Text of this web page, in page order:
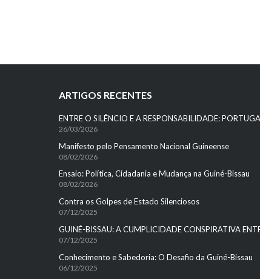
ARTIGOS RECENTES
ENTRE O SILÊNCIO E A RESPONSABILIDADE:
26/03/2026
Manifesto pelo Pensamento Nacional Guineense
08/02/2026
Ensaio: Política, Cidadania e Mudança na Guiné-Bissau
08/02/2026
Contra os Golpes de Estado Silenciosos
07/12/2025
GUINÉ-BISSAU: A CUMPLICIDADE CONSPIRATIVA
07/12/2025
Conhecimento e Sabedoria: O Desafio da Guiné-Bissau
06/12/2025